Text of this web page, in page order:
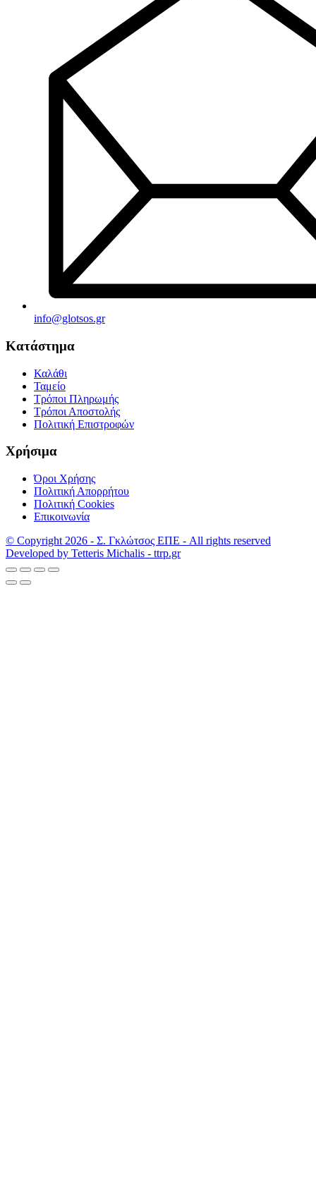
info@glotsos.gr
Κατάστημα
Καλάθι
Ταμείο
Τρόποι Πληρωμής
Τρόποι Αποστολής
Πολιτική Επιστροφών
Χρήσιμα
Όροι Χρήσης
Πολιτική Απορρήτου
Πολιτική Cookies
Επικοινωνία
© Copyright 2026 - Σ. Γκλώτσος ΕΠΕ - All rights reserved
Developed by Tetteris Michalis - ttrp.gr